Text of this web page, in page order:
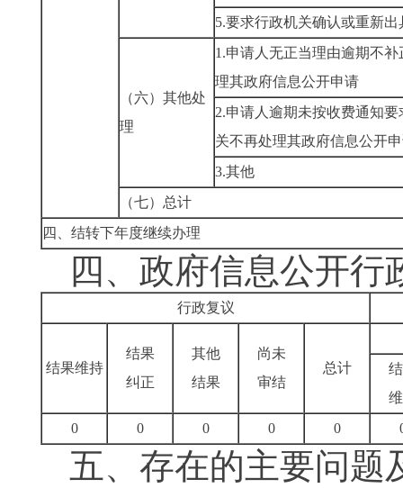
5.要求行政机关确认或重新出
（六）其他处
理
1.申请人无正当理由逾期不
理其政府信息公开申请
2.申请人逾期未按收费通知
关不再处理其政府信息公开
3.其他
（七）总计
四、结转下年度继续办理
四、政府信息公开行
行政复议
结果维持
结果
纠正
其他
结果
尚未
审结
总计
0
0 0 0 0
五、存在的主要问题